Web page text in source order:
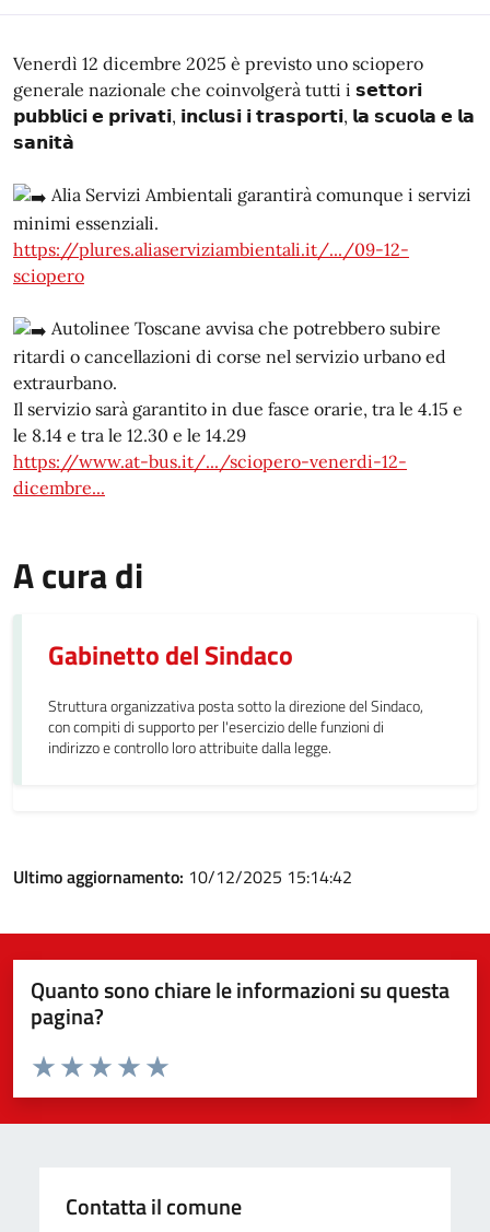
Venerdì 12 dicembre 2025 è previsto uno sciopero
generale nazionale che coinvolgerà tutti i 𝘀𝗲𝘁𝘁𝗼𝗿𝗶
𝗽𝘂𝗯𝗯𝗹𝗶𝗰𝗶 𝗲 𝗽𝗿𝗶𝘃𝗮𝘁𝗶, 𝗶𝗻𝗰𝗹𝘂𝘀𝗶 𝗶 𝘁𝗿𝗮𝘀𝗽𝗼𝗿𝘁𝗶, 𝗹𝗮 𝘀𝗰𝘂𝗼𝗹𝗮 𝗲 𝗹𝗮
𝘀𝗮𝗻𝗶𝘁𝗮̀
Alia Servizi Ambientali garantirà comunque i servizi
minimi essenziali.
https://plures.aliaserviziambientali.it/.../09-12-
sciopero
Autolinee Toscane avvisa che potrebbero subire
ritardi o cancellazioni di corse nel servizio urbano ed
extraurbano.
Il servizio sarà garantito in due fasce orarie, tra le 4.15 e
le 8.14 e tra le 12.30 e le 14.29
https://www.at-bus.it/.../sciopero-venerdi-12-
dicembre...
A cura di
Gabinetto del Sindaco
Struttura organizzativa posta sotto la direzione del Sindaco,
con compiti di supporto per l'esercizio delle funzioni di
indirizzo e controllo loro attribuite dalla legge.
Ultimo aggiornamento: 10/12/2025 15:14:42
Quanto sono chiare le informazioni su questa
pagina?
Valuta da 1 a 5 stelle la pagina
Valuta 5 stelle su 5
Valuta 4 stelle su 5
Valuta 3 stelle su 5
Valuta 2 stelle su 5
Valuta 1 stelle su 5
Contatta il comune